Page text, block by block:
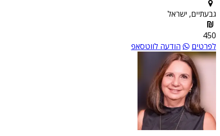
גבעתיים, ישראל
450
לפרטים
הודעה לווטסאפ